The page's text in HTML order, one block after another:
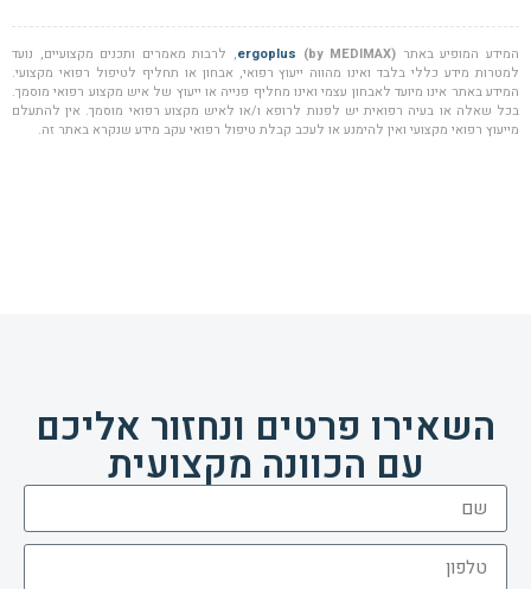
המידע המופיע באתר ergoplus (by MEDIMAX)
, לרבות מאמרים ותכנים מקצועיים, נועד
למטרות מידע כללי בלבד ואינו מהווה ייעוץ רפואי, אבחון או תחליף לטיפול רפואי מקצועי.
המידע באתר אינו מיועד לאבחון עצמי ואינו מחליף פנייה או ייעוץ של איש מקצוע רפואי מוסמך.
בכל שאלה או בעיה רפואית יש לפנות לרופא ו/או לאיש מקצוע רפואי מוסמך. אין להתעלם
מייעוץ רפואי מקצועי ואין להימנע או לעכב קבלת טיפול רפואי עקב מידע שנקרא באתר זה.
השאירו פרטים ונחזור אליכם
עם הכוונה מקצועית